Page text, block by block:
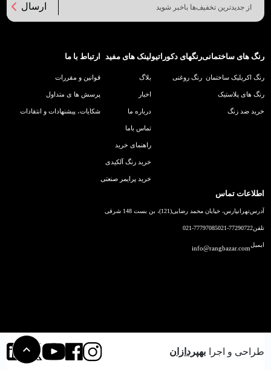
ارسال
رنگ های ساختمانی
رنگ اکریلیک ساختمان
رنگ های پلاستیک
خرید ضد زنگ
رنگهای دکوراتیو
رنگ روغنی
لینک های مفید
بلاگ
اخبار
درباره ما
تماس باما
راهنمای خرید
خرید رنگ آلکیدی
خرید پرایمر صنعتی
ارتباط با ما
قوانین و مقررات
پرسش ها ی متداول
شکایات، پیشنهادات و انتقادات
اطلاعات تماس
آدرستهرانپارس، خیابان محمد رضایی(121)، بن بست 148 شرقی
تلفن021-77290722
021-77797085
ایمیلinfo@rangbazar.com
طراحی و اجرا بهپردازان